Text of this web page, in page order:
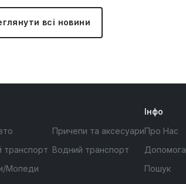
всі новини
транспорт
Мопеди
Причепи та аксесуари
Водний транспорт
Інфо
Про Нас
Допомога
Пошук